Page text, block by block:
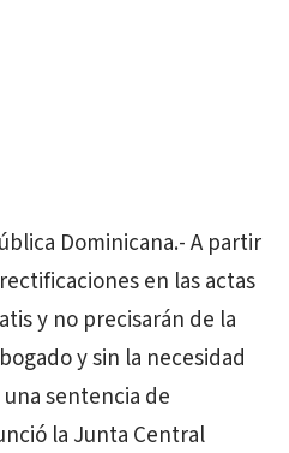
Dominicana.- A partir
en las actas
y no precisarán de la
y sin la necesidad
sentencia de
la Junta Central